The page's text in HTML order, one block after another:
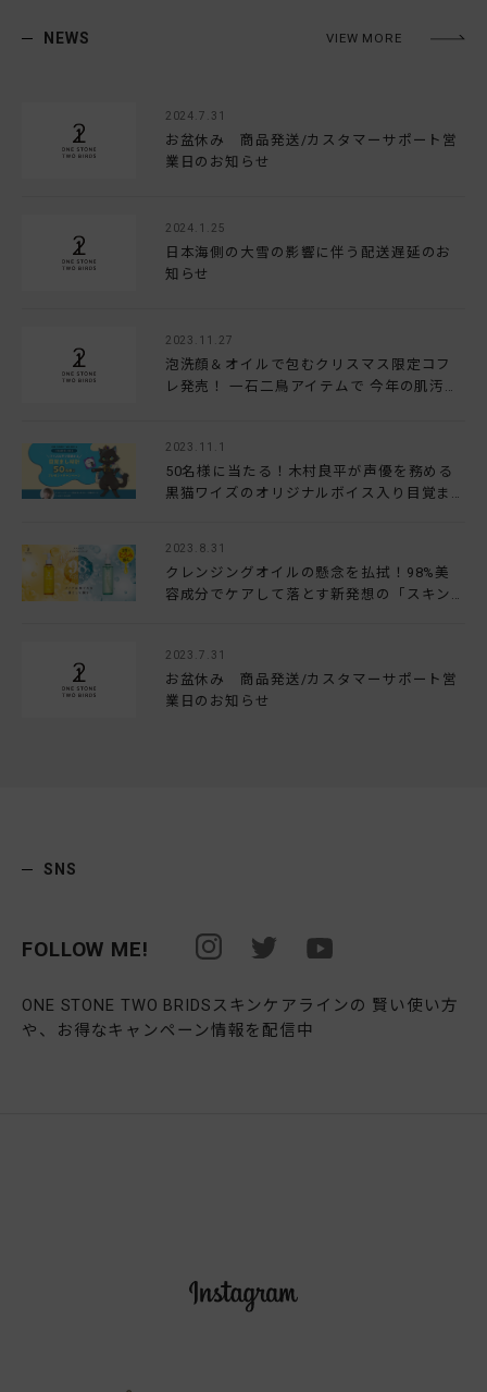
NEWS VIEW MORE
2024.7.31
お盆休み 商品発送/カスタマーサポート営
業日のお知らせ
2024.1.25
日本海側の大雪の影響に伴う配送遅延のお
知らせ
2023.11.27
泡洗顔＆オイルで包むクリスマス限定コフ
レ発売！ 一石二鳥アイテムで 今年の肌汚れ
2023.11.1
50名様に当たる！木村良平が声優を務める
黒猫ワイズのオリジナルボイス入り目覚ま
2023.8.31
クレンジングオイルの懸念を払拭！98%美
容成分でケアして落とす新発想の「スキン
2023.7.31
お盆休み 商品発送/カスタマーサポート営
業日のお知らせ
SNS
FOLLOW ME!
ONE STONE TWO BRIDSスキンケアラインの 賢い使い方
や、お得なキャンペーン情報を配信中